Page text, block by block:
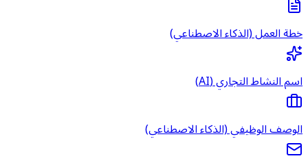
خطة العمل (الذكاء الاصطناعي)
اسم النشاط التجاري (AI)
الوصف الوظيفي (الذكاء الاصطناعي)